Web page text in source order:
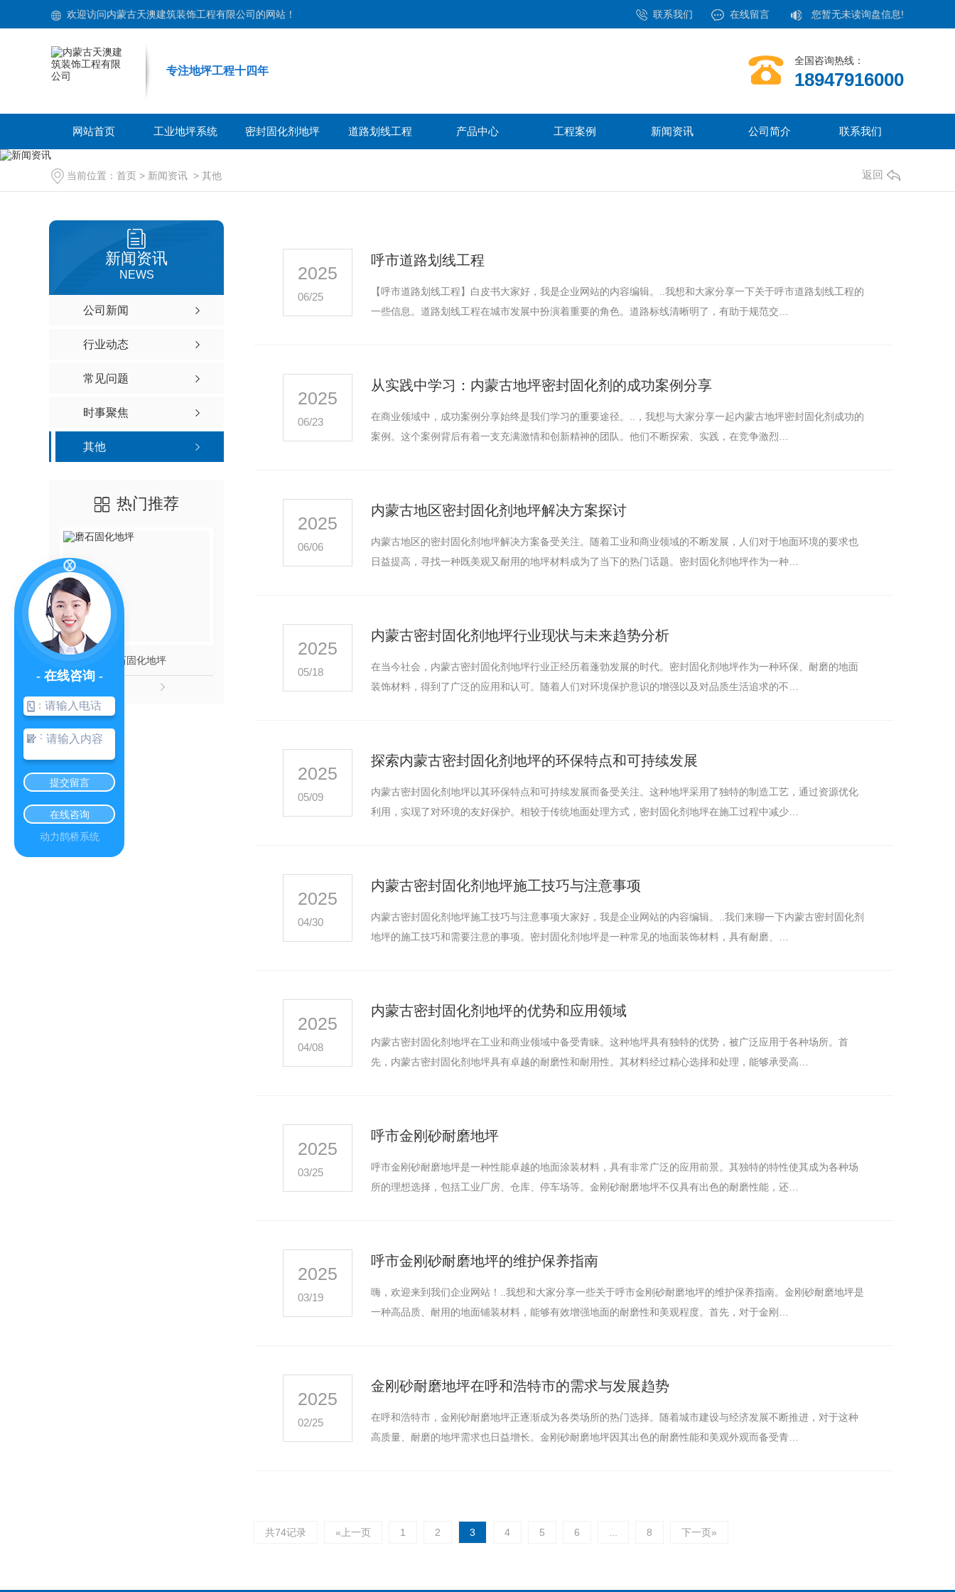
欢迎访问内蒙古天澳建筑装饰工程有限公司的网站！ 您暂无未读询盘信息!
联系我们 在线留言
专注地坪工程十四年
全国咨询热线：
18947916000
网站首页 工业地坪系统 密封固化剂地坪 道路划线工程 产品中心 工程案例 新闻资讯 公司简介 联系我们
当前位置： 首页 > 新闻资讯 > 其他 返回
新闻资讯
NEWS
公司新闻
行业动态
常见问题
时事聚焦
其他
热门推荐
磨石固化地坪 纳米硅水性环保地坪 密封固化剂地坪
2025
06/25
呼市道路划线工程
【呼市道路划线工程】白皮书大家好，我是企业网站的内容编辑。..我想和大家分享一下关于呼市道路划线工程的
一些信息。道路划线工程在城市发展中扮演着重要的角色。道路标线清晰明了，有助于规范交…
2025
06/23
从实践中学习：内蒙古地坪密封固化剂的成功案例分享
在商业领域中，成功案例分享始终是我们学习的重要途径。..，我想与大家分享一起内蒙古地坪密封固化剂成功的
案例。这个案例背后有着一支充满激情和创新精神的团队。他们不断探索、实践，在竞争激烈…
2025
06/06
内蒙古地区密封固化剂地坪解决方案探讨
内蒙古地区的密封固化剂地坪解决方案备受关注。随着工业和商业领域的不断发展，人们对于地面环境的要求也
日益提高，寻找一种既美观又耐用的地坪材料成为了当下的热门话题。密封固化剂地坪作为一种…
2025
05/18
内蒙古密封固化剂地坪行业现状与未来趋势分析
在当今社会，内蒙古密封固化剂地坪行业正经历着蓬勃发展的时代。密封固化剂地坪作为一种环保、耐磨的地面
装饰材料，得到了广泛的应用和认可。随着人们对环境保护意识的增强以及对品质生活追求的不…
2025
05/09
探索内蒙古密封固化剂地坪的环保特点和可持续发展
内蒙古密封固化剂地坪以其环保特点和可持续发展而备受关注。这种地坪采用了独特的制造工艺，通过资源优化
利用，实现了对环境的友好保护。相较于传统地面处理方式，密封固化剂地坪在施工过程中减少…
2025
04/30
内蒙古密封固化剂地坪施工技巧与注意事项
内蒙古密封固化剂地坪施工技巧与注意事项大家好，我是企业网站的内容编辑。..我们来聊一下内蒙古密封固化剂
地坪的施工技巧和需要注意的事项。密封固化剂地坪是一种常见的地面装饰材料，具有耐磨、…
2025
04/08
内蒙古密封固化剂地坪的优势和应用领域
内蒙古密封固化剂地坪在工业和商业领域中备受青睐。这种地坪具有独特的优势，被广泛应用于各种场所。首
先，内蒙古密封固化剂地坪具有卓越的耐磨性和耐用性。其材料经过精心选择和处理，能够承受高…
2025
03/25
呼市金刚砂耐磨地坪
呼市金刚砂耐磨地坪是一种性能卓越的地面涂装材料，具有非常广泛的应用前景。其独特的特性使其成为各种场
所的理想选择，包括工业厂房、仓库、停车场等。金刚砂耐磨地坪不仅具有出色的耐磨性能，还…
2025
03/19
呼市金刚砂耐磨地坪的维护保养指南
嗨，欢迎来到我们企业网站！..我想和大家分享一些关于呼市金刚砂耐磨地坪的维护保养指南。金刚砂耐磨地坪是
一种高品质、耐用的地面铺装材料，能够有效增强地面的耐磨性和美观程度。首先，对于金刚…
2025
02/25
金刚砂耐磨地坪在呼和浩特市的需求与发展趋势
在呼和浩特市，金刚砂耐磨地坪正逐渐成为各类场所的热门选择。随着城市建设与经济发展不断推进，对于这种
高质量、耐磨的地坪需求也日益增长。金刚砂耐磨地坪因其出色的耐磨性能和美观外观而备受青…
共74记录 «上一页 1 2 3 4 5 6 8 下一页»
- 在线咨询 -
：
：
提交留言
在线咨询
动力鹊桥系统